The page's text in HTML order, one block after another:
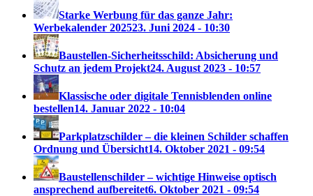
Starke Werbung für das ganze Jahr:
Werbekalender 202523. Juni 2024 - 10:30
Baustellen-Sicherheitsschild: Absicherung und
Schutz an jedem Projekt24. August 2023 - 10:57
Klassische oder digitale Tennisblenden online
bestellen14. Januar 2022 - 10:04
Parkplatzschilder – die kleinen Schilder schaffen
Ordnung und Übersicht14. Oktober 2021 - 09:54
Baustellenschilder – wichtige Hinweise optisch
ansprechend aufbereitet6. Oktober 2021 - 09:54